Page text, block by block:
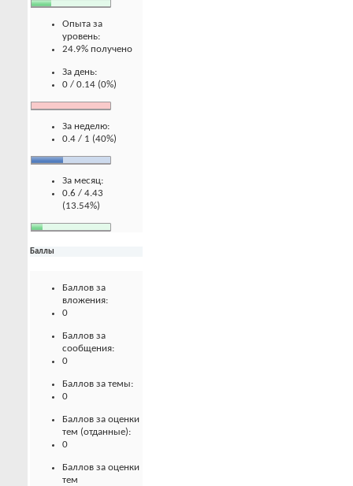
Опыта за
уровень:
24.9% получено
За день:
0 / 0.14 (0%)
За неделю:
0.4 / 1 (40%)
За месяц:
0.6 / 4.43
(13.54%)
Баллы
Баллов за
вложения:
0
Баллов за
сообщения:
0
Баллов за темы:
0
Баллов за оценки
тем (отданные):
0
Баллов за оценки
тем